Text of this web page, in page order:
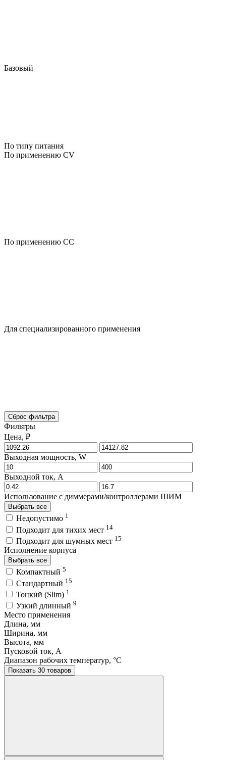
Базовый
По типу питания
По применению CV
По применению CC
Для специализированного применения
Сброс фильтра
Фильтры
Цена, ₽
Выходная мощность, W
Выходной ток, A
Использование с диммерами/контроллерами ШИМ
Выбрать все
Недопустимо 1
Подходит для тихих мест 14
Подходит для шумных мест 15
Исполнение корпуса
Выбрать все
Компактный 5
Стандартный 15
Тонкий (Slim) 1
Узкий длинный 9
Место применения
Длина, мм
Ширина, мм
Высота, мм
Пусковой ток, A
Диапазон рабочих температур, °C
Показать 30 товаров